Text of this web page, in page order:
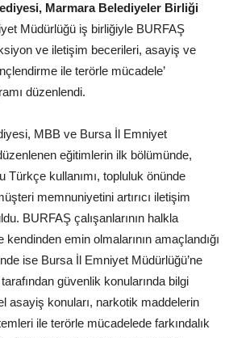
Marmara Belediyeler Birliği
Müdürlüğü iş birliğiyle BURFAŞ
ve iletişim becerileri, asayiş ve
ile terörle mücadele’
düzenlendi.
MBB ve Bursa İl Emniyet
eğitimlerin ilk bölümünde,
Türkçe kullanımı, topluluk önünde
memnuniyetini artırıcı iletişim
BURFAŞ çalışanlarının halkla
emin olmalarının amaçlandığı
ise Bursa İl Emniyet Müdürlüğü’ne
güvenlik konularında bilgi
asayiş konuları, narkotik maddelerin
ile terörle mücadelede farkındalık